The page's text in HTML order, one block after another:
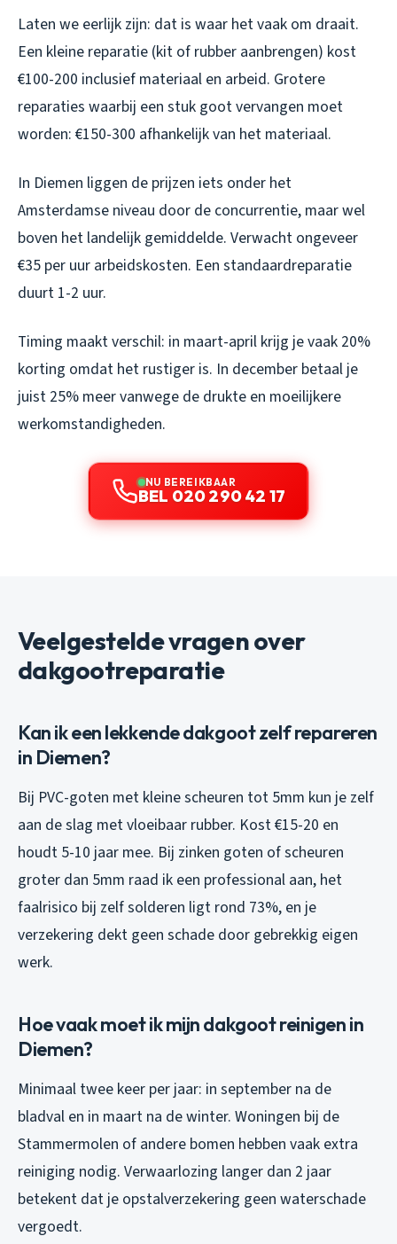
Laten we eerlijk zijn: dat is waar het vaak om draait.
Een kleine reparatie (kit of rubber aanbrengen) kost
€100-200 inclusief materiaal en arbeid. Grotere
reparaties waarbij een stuk goot vervangen moet
worden: €150-300 afhankelijk van het materiaal.
In Diemen liggen de prijzen iets onder het
Amsterdamse niveau door de concurrentie, maar wel
boven het landelijk gemiddelde. Verwacht ongeveer
€35 per uur arbeidskosten. Een standaardreparatie
duurt 1-2 uur.
Timing maakt verschil: in maart-april krijg je vaak 20%
korting omdat het rustiger is. In december betaal je
juist 25% meer vanwege de drukte en moeilijkere
werkomstandigheden.
NU BEREIKBAAR
BEL 020 290 42 17
Veelgestelde vragen over
dakgootreparatie
Kan ik een lekkende dakgoot zelf repareren
in Diemen?
Bij PVC-goten met kleine scheuren tot 5mm kun je zelf
aan de slag met vloeibaar rubber. Kost €15-20 en
houdt 5-10 jaar mee. Bij zinken goten of scheuren
groter dan 5mm raad ik een professional aan, het
faalrisico bij zelf solderen ligt rond 73%, en je
verzekering dekt geen schade door gebrekkig eigen
werk.
Hoe vaak moet ik mijn dakgoot reinigen in
Diemen?
Minimaal twee keer per jaar: in september na de
bladval en in maart na de winter. Woningen bij de
Stammermolen of andere bomen hebben vaak extra
reiniging nodig. Verwaarlozing langer dan 2 jaar
betekent dat je opstalverzekering geen waterschade
vergoedt.